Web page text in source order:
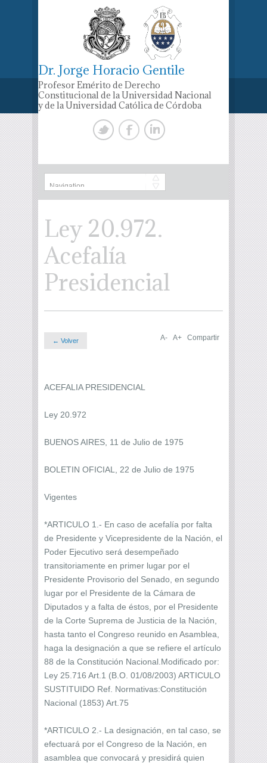
Dr. Jorge Horacio Gentile
Profesor Emérito de Derecho
Constitucional de la Universidad Nacional
y de la Universidad Católica de Córdoba
Ley 20.972.
Acefalía
Presidencial
← Volver A- A+ Compartir
ACEFALIA PRESIDENCIAL
Ley 20.972
BUENOS AIRES, 11 de Julio de 1975
BOLETIN OFICIAL, 22 de Julio de 1975
Vigentes
*ARTICULO 1.- En caso de acefalía por falta
de Presidente y Vicepresidente de la Nación, el
Poder Ejecutivo será desempeñado
transitoriamente en primer lugar por el
Presidente Provisorio del Senado, en segundo
lugar por el Presidente de la Cámara de
Diputados y a falta de éstos, por el Presidente
de la Corte Suprema de Justicia de la Nación,
hasta tanto el Congreso reunido en Asamblea,
haga la designación a que se refiere el artículo
88 de la Constitución Nacional.Modificado por:
Ley 25.716 Art.1 (B.O. 01/08/2003) ARTICULO
SUSTITUIDO Ref. Normativas:Constitución
Nacional (1853) Art.75
*ARTICULO 2.- La designación, en tal caso, se
efectuará por el Congreso de la Nación, en
asamblea que convocará y presidirá quien